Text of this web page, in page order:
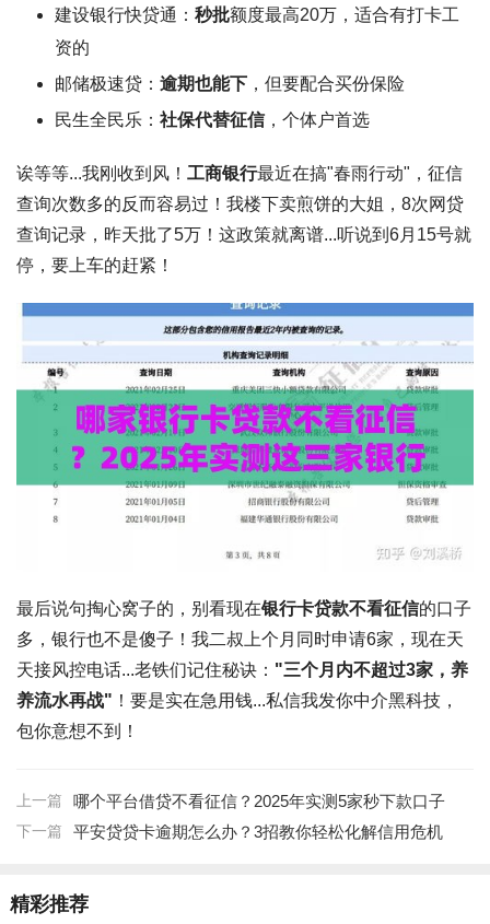
建设银行快贷通： 秒批额度最高20万，适合有打卡工
资的
邮储极速贷： 逾期也能下 ，但要配合买份保险
民生全民乐： 社保代替征信，个体户首选
诶等等...我刚收到风！ 工商银行最近在搞"春雨行动"， 征信
查询次数多的反而容易过 ！我楼下卖煎饼的大姐，8次网贷
查询记录，昨天批了5万！这政策就离谱...听说到6月15号就
停，要上车的赶紧！
最后说句掏心窝子的，别看现在银行卡贷款不看征信的口子
多，银行也不是傻子！我二叔上个月同时申请6家，现在天
天接风控电话...老铁们记住秘诀： "三个月内不超过3家，养
养流水再战" ！要是实在急用钱...私信我发你中介黑科技，
包你意想不到！
上一篇 哪个平台借贷不看征信？2025年实测5家秒下款口子
下一篇 平安贷贷卡逾期怎么办？3招教你轻松化解信用危机
精彩推荐